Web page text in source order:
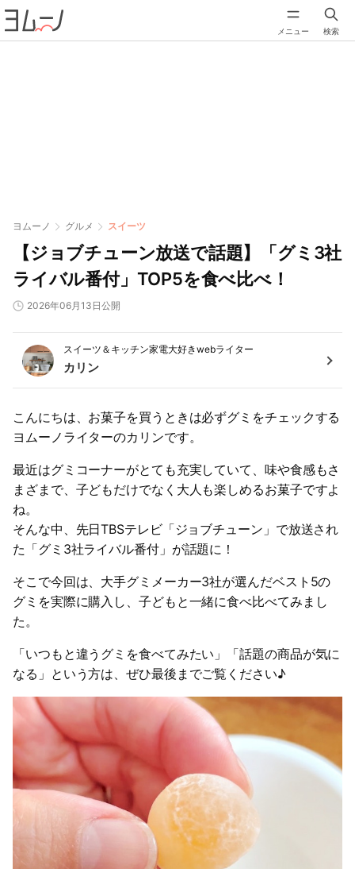
メニュー 検索
ヨムーノ グルメ スイーツ
【ジョブチューン放送で話題】「グミ3社
ライバル番付」TOP5を食べ比べ！
2026年06月13日公開
スイーツ＆キッチン家電大好きwebライター
カリン
こんにちは、お菓子を買うときは必ずグミをチェックする
ヨムーノライターのカリンです。
最近はグミコーナーがとても充実していて、味や食感もさ
まざまで、子どもだけでなく大人も楽しめるお菓子ですよ
ね。
そんな中、先日TBSテレビ「ジョブチューン」で放送され
た「グミ3社ライバル番付」が話題に！
そこで今回は、大手グミメーカー3社が選んだベスト5の
グミを実際に購入し、子どもと一緒に食べ比べてみまし
た。
「いつもと違うグミを食べてみたい」「話題の商品が気に
なる」という方は、ぜひ最後までご覧ください♪